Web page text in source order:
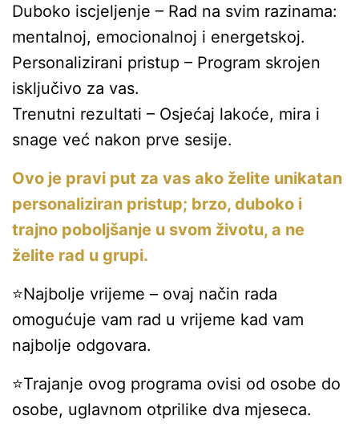
Duboko iscjeljenje – Rad na svim razinama:
mentalnoj, emocionalnoj i energetskoj.
Personalizirani pristup – Program skrojen
isključivo za vas.
Trenutni rezultati – Osjećaj lakoće, mira i
snage već nakon prve sesije.
Ovo je pravi put za vas ako želite unikatan
personaliziran pristup; brzo, duboko i
trajno poboljšanje u svom životu, a ne
želite rad u grupi.
⭐Najbolje vrijeme – ovaj način rada
omogućuje vam rad u vrijeme kad vam
najbolje odgovara.
⭐Trajanje ovog programa ovisi od osobe do
osobe, uglavnom otprilike dva mjeseca.